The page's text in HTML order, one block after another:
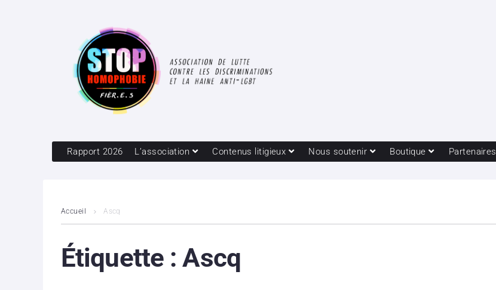
Rapport 2026 L’association Contenus litigieux Nous soutenir Boutique Partenaires
Accueil Ascq
Étiquette :Ascq